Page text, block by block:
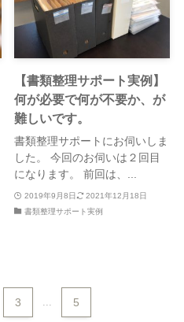
【書類整理サポート実例】
何が必要で何が不要か、が
難しいです。
書類整理サポートにお伺いしま
した。 今回のお伺いは２回目
になります。 前回は、...
2019年9月8日
2021年12月18日
書類整理サポート実例
3 5